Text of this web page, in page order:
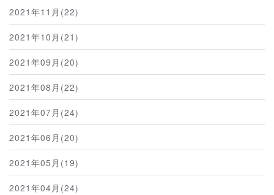
2021年11月(22)
2021年10月(21)
2021年09月(20)
2021年08月(22)
2021年07月(24)
2021年06月(20)
2021年05月(19)
2021年04月(24)